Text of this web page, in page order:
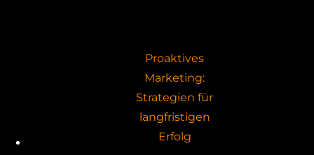
Proaktives
Marketing:
Strategien für
langfristigen
Erfolg